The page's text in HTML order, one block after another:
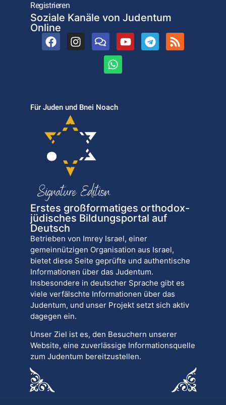
Registrieren
Soziale Kanäle von Judentum
Online
Für Juden und Bnei Noach
Erstes großformatiges orthodox-
jüdisches Bildungsportal auf
Deutsch
Betrieben von Imrey Israel, einer
gemeinnützigen Organisation aus Israel,
bietet diese Seite geprüfte und authentische
Informationen über das Judentum.
Insbesondere in deutscher Sprache gibt es
viele verfälschte Informationen über das
Judentum, und unser Projekt setzt sich aktiv
dagegen ein.
Unser Ziel ist es, den Besuchern unserer
Website, eine zuverlässige Informationsquelle
zum Judentum bereitzustellen.